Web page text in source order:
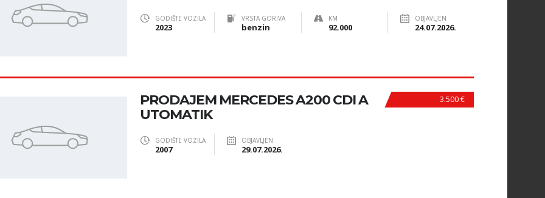
GODIŠTE VOZILA
2023
VRSTA GORIVA
benzin
KM
92.000
OBJAVLJEN
24.07.2026.
3.500 €
PRODAJEM MERCEDES A200 CDI A
UTOMATIK
GODIŠTE VOZILA
2007
OBJAVLJEN
29.07.2026.